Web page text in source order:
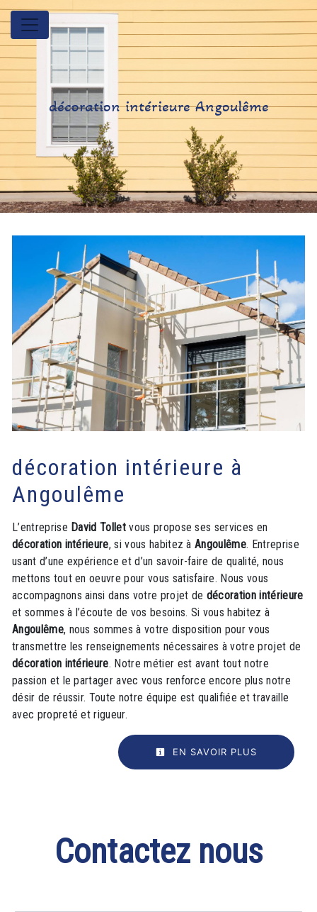
Panneau de gestion des cookies
décoration intérieure Angoulême
décoration intérieure à
Angoulême
L’entreprise David Tollet vous propose ses services en
décoration intérieure, si vous habitez àAngoulême. Entreprise
usant d’une expérience et d’un savoir-faire de qualité, nous
mettons tout en oeuvre pour vous satisfaire. Nous vous
accompagnons ainsi dans votre projet de décoration intérieure
et sommes à l’écoute de vos besoins. Si vous habitez à
Angoulême, nous sommes à votre disposition pour vous
transmettre les renseignements nécessaires à votre projet de
décoration intérieure. Notre métier est avant tout notre
passion et le partager avec vous renforce encore plus notre
désir de réussir. Toute notre équipe est qualifiée et travaille
avec propreté et rigueur.
EN SAVOIR PLUS
Contactez nous